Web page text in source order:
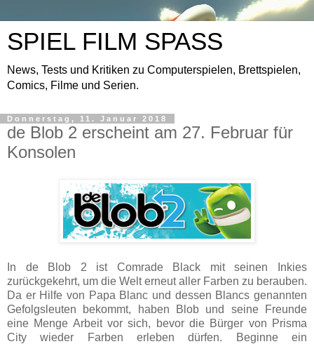
SPIEL FILM SPASS
News, Tests und Kritiken zu Computerspielen, Brettspielen,
Comics, Filme und Serien.
Donnerstag, 11. Januar 2018
de Blob 2 erscheint am 27. Februar für
Konsolen
In de Blob 2 ist Comrade Black mit seinen Inkies
zurückgekehrt, um die Welt erneut aller Farben zu berauben.
Da er Hilfe von Papa Blanc und dessen Blancs genannten
Gefolgsleuten bekommt, haben Blob und seine Freunde
eine Menge Arbeit vor sich, bevor die Bürger von Prisma
City wieder Farben erleben dürfen. Beginne ein